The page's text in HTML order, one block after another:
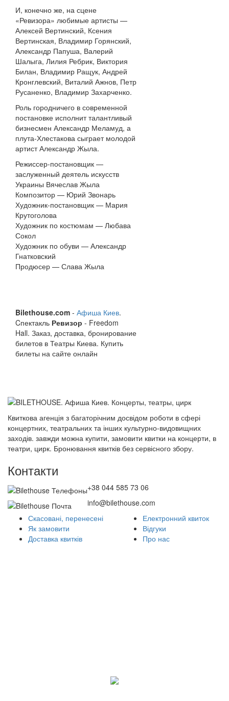
И, конечно же, на сцене
«Ревизора» любимые артисты —
Алексей Вертинский, Ксения
Вертинская, Владимир Горянский,
Александр Папуша, Валерий
Шалыга, Лилия Ребрик, Виктория
Билан, Владимир Ращук, Андрей
Кронглевский, Виталий Ажнов, Петр
Русаненко, Владимир Захарченко.
Роль городничего в современной
постановке исполнит талантливый
бизнесмен Александр Меламуд, а
плута-Хлестакова сыграет молодой
артист Александр Жыла.
Режиссер-постановщик —
заслуженный деятель искусств
Украины Вячеслав Жыла
Композитор — Юрий Звонарь
Художник-постановщик — Мария
Крутоголова
Художник по костюмам — Любава
Сокол
Художник по обуви — Александр
Гнатковский
Продюсер — Слава Жыла
Bilethouse.com - Афиша Киев.
Cпектакль Ревизор - Freedom
Hall. Заказ, доставка, бронирование
билетов в Театры Киева. Купить
билеты на сайте онлайн
Квиткова агенція з багаторічним досвідом роботи в сфері
концертних, театральних та інших культурно-видовищних
заходів. завжди можна купити, замовити квитки на концерти, в
театри, цирк. Бронювання квитків без сервісного збору.
Контакти
+38 044 585 73 06
info@bilethouse.com
Скасовані, перенесені
Як замовити
Доставка квитків
Електронний квиток
Відгуки
Про нас